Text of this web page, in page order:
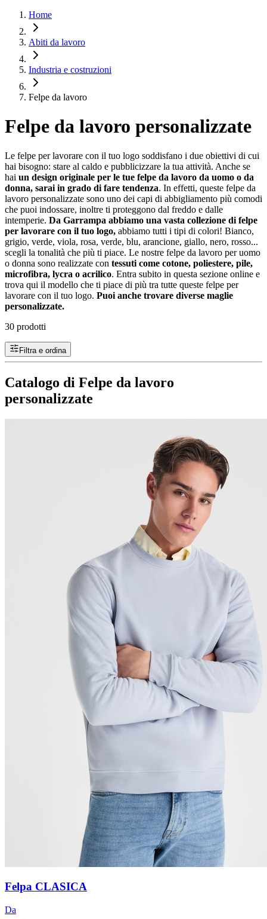
Home
Abiti da lavoro
Industria e costruzioni
Felpe da lavoro
Felpe da lavoro personalizzate
Le felpe per lavorare con il tuo logo soddisfano i due obiettivi di cui
hai bisogno: stare al caldo e pubblicizzare la tua attività. Anche se
hai un design originale per le tue felpe da lavoro da uomo o da
donna, sarai in grado di fare tendenza. In effetti, queste felpe da
lavoro personalizzate sono uno dei capi di abbigliamento più comodi
che puoi indossare, inoltre ti proteggono dal freddo e dalle
intemperie. Da Garrampa abbiamo una vasta collezione di felpe
per lavorare con il tuo logo, abbiamo tutti i tipi di colori! Bianco,
grigio, verde, viola, rosa, verde, blu, arancione, giallo, nero, rosso...
scegli la tonalità che più ti piace. Le nostre felpe da lavoro per uomo
o donna sono realizzate con tessuti come cotone, poliestere, pile,
microfibra, lycra o acrilico. Entra subito in questa sezione online e
trova qui il modello che ti piace di più tra tutte queste felpe per
lavorare con il tuo logo. Puoi anche trovare diverse maglie
personalizzate.
30 prodotti
Filtra e ordina
Catalogo di Felpe da lavoro
personalizzate
Felpa CLASICA
Da